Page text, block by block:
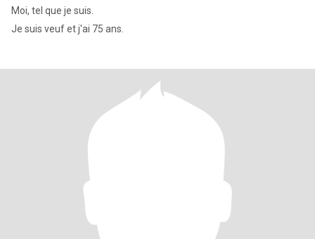
Moi, tel que je suis.
Je suis veuf et j'ai 75 ans.